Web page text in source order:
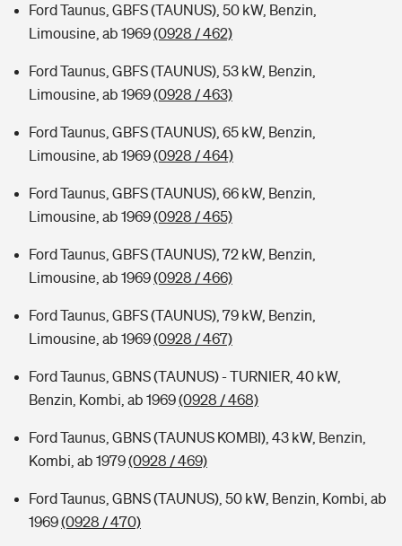
Ford Taunus, GBFS (TAUNUS), 50 kW, Benzin,
Limousine, ab 1969(0928 / 462)
Ford Taunus, GBFS (TAUNUS), 53 kW, Benzin,
Limousine, ab 1969(0928 / 463)
Ford Taunus, GBFS (TAUNUS), 65 kW, Benzin,
Limousine, ab 1969(0928 / 464)
Ford Taunus, GBFS (TAUNUS), 66 kW, Benzin,
Limousine, ab 1969(0928 / 465)
Ford Taunus, GBFS (TAUNUS), 72 kW, Benzin,
Limousine, ab 1969(0928 / 466)
Ford Taunus, GBFS (TAUNUS), 79 kW, Benzin,
Limousine, ab 1969(0928 / 467)
Ford Taunus, GBNS (TAUNUS) - TURNIER, 40 kW,
Benzin, Kombi, ab 1969(0928 / 468)
Ford Taunus, GBNS (TAUNUS KOMBI), 43 kW, Benzin,
Kombi, ab 1979(0928 / 469)
Ford Taunus, GBNS (TAUNUS), 50 kW, Benzin, Kombi, ab
1969(0928 / 470)